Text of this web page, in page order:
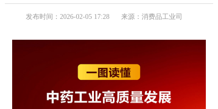
发布时间：2026-02-05 17:28 来源：消费品工业司